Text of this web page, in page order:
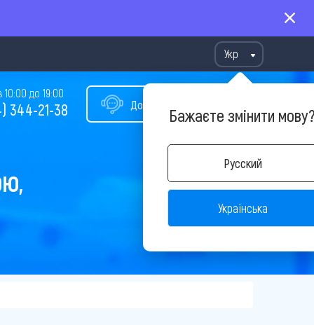
Укр
Бажаєте змінити
Русский
Українська
Допомога у виборі туру
до 19:00
344-21-38